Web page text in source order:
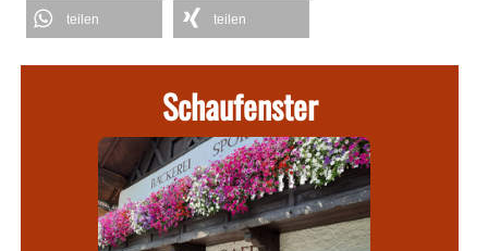
teilen teilen
Schaufenster